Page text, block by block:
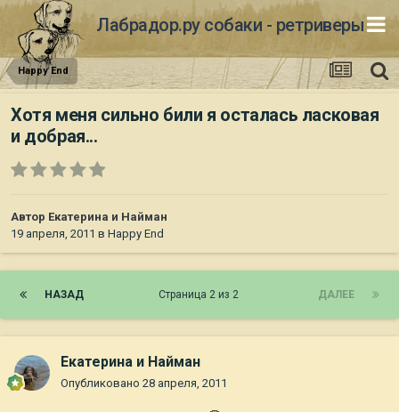
Лабрадор.ру собаки - ретриверы
Happy End
Хотя меня сильно били я осталась ласковая
и добрая...
Автор Екатерина и Найман
19 апреля, 2011 в Happy End
НАЗАД ДАЛЕЕ
Страница 2 из 2
Екатерина и Найман
Опубликовано 28 апреля, 2011